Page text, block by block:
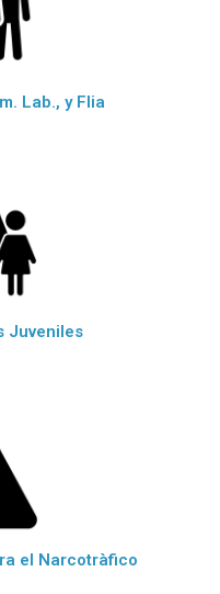
Lab., y Flia
Juveniles
el Narcotràfico